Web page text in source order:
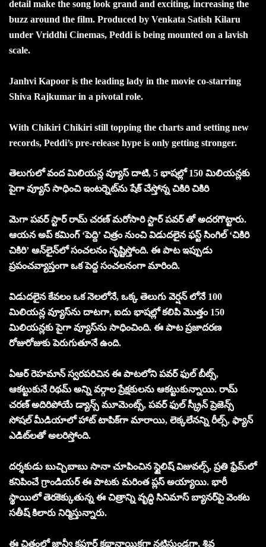
detail make the song look grand and exciting, increasing the
buzz around the film. Produced by Venkata Satish Kilaru
under Vriddhi Cinemas, Peddi is being mounted on a lavish
scale.
Janhvi Kapoor is the leading lady in the movie co-starring
Shiva Rajkumar in a pivotal role.
With Chikiri Chikiri still topping the charts and setting new
records, Peddi’s pre-release hype is only getting stronger.
తెలుగులో వంద మిలియన్ల వ్యూస్ దాటి, 5 భాషల్లో 150 మిలియన్లకు
పైగా వ్యూస్ సాధించి ఇంటర్నెట్‌ను షేక్ చేస్తోన్న చికిరి చికిరి
మెగా పవర్ స్టార్ రామ్ చరణ్ మరోసారి స్టార్ పవర్‌ తో అదరగొట్టారు.
ఆయన అప్ కమింగ్ ‘పెద్ది’ చిత్రం నుంచి విడుదలైన ఫస్ట్ సింగిల్ ‘చికిరి
చికిరి’ ఆన్‌లైన్‌లో సంచలనం సృష్టిస్తోంది. ఈ పాట ఇప్పుడు
ప్రపంచవ్యాప్తంగా ఒక పెద్ద సంచలనంగా మారింది.
విడుదలైన కేవలం ఒక నెలలోనే, ఒక్క తెలుగు వెర్షన్ లోనే 100
మిలియన్ల వ్యూస్‌ను దాటగా, ఐదు భాషల్లో కలిపి మొత్తం 150
మిలియన్లకు పైగా వ్యూస్‌ను సాధించింది. ఈ పాట ప్రజాదరణ
రోజురోజుకు పెరుగుతూనే ఉంది.
ఏఆర్ రెహమాన్ స్వరపరిచిన ఈ పాటలోని పవర్ ఫుల్ బీట్స్,
ఆకట్టుకునే రిథమ్ అన్ని వర్గాల ప్రేక్షకులను ఆకట్టుకున్నాయి. రామ్
చరణ్ అదిరిపోయే డ్యాన్స్ మూమెంట్స్, పవర్ ఫుల్ స్క్రీన్ ప్రెజెన్స్
సోషల్ మీడియాలో హాట్ టాపిక్‌గా మారాయి, లెక్కలేనన్ని రీల్స్, ఫ్యాన్
ఎడిట్‌లతో అలరిస్తోంది.
దర్శకుడు బుచ్చిబాబు సానా చూపించిన స్టైలిష్ విజువల్స్, ప్రతి ఫ్రేమ్‌లో
కనిపించే గ్రాండియర్ ఈ పాటకు మరింత ప్లస్ అయ్యాయి. భారీ
స్థాయిలో తెరకెక్కుతున్న ఈ చిత్రాన్ని వృద్ధి సినిమాస్ బ్యానర్‌పై వెంకట
సతీష్ కిలారు నిర్మిస్తున్నారు.
ఈ చిత్రంలో జాన్వీ కపూర్ కథానాయికగా నటిస్తుండగా, శివ